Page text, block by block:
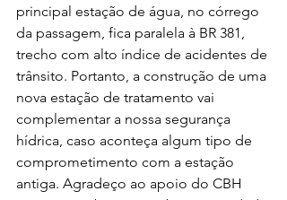
principal estação de água, no córrego
da passagem, fica paralela à BR 381,
trecho com alto índice de acidentes de
trânsito. Portanto, a construção de uma
nova estação de tratamento vai
complementar a nossa segurança
hídrica, caso aconteça algum tipo de
comprometimento com a estação
antiga. Agradeço ao apoio do CBH